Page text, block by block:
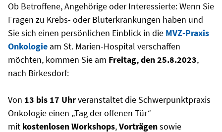
Ob Betroffene, Angehörige oder Interessierte: Wenn Sie
Fragen zu Krebs- oder Bluterkrankungen haben und
Sie sich einen persönlichen Einblick in die MVZ-Praxis
Onkologie am St. Marien-Hospital verschaffen
möchten, kommen Sie am Freitag, den 25.8.2023,
nach Birkesdorf:
Von 13 bis 17 Uhrveranstaltet die Schwerpunktpraxis
Onkologie einen „Tagderoffenen Tür“
mit kostenlosen Workshops,Vorträgensowie